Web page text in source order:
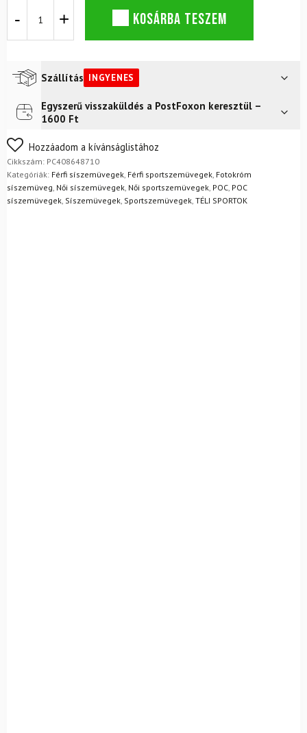
POC
uránfekete
cserélhető
égkék
mennyiség
KOSÁRBA TESZEM
Szállítás INGYENES
Futár a címreIngyenes
FoxPost
Egyszerű visszaküldés a PostFoxon keresztül –
1600 Ft
Nem biztos a választásában? Semmi gond – a terméket
egyszerűen visszaküldheti 14 napon belül, indoklás nélkül.
Mik a visszaküldés feltételei?
Hozzáadom a kívánságlistához
Cikkszám: PC408648710
Kategóriák: Férfi síszemüvegek Férfi sportszemüvegek Fotokróm
síszemüveg Női síszemüvegek Női sportszemüvegek POC POC
síszemüvegek Síszemüvegek Sportszemüvegek TÉLI SPORTOK